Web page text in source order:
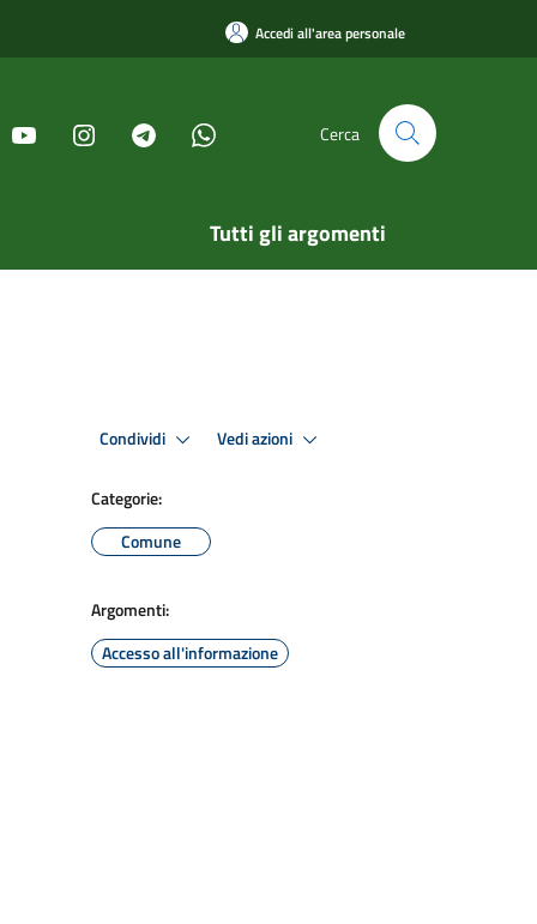
Accedi all'area personale
Cerca
Tutti gli argomenti
Condividi Vedi azioni
Categorie:
Comune
Argomenti:
Accesso all'informazione